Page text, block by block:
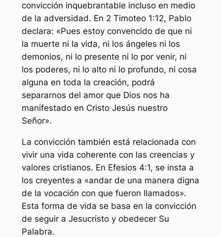
convicción inquebrantable incluso en medio
de la adversidad. En 2 Timoteo 1:12, Pablo
declara: «Pues estoy convencido de que ni
la muerte ni la vida, ni los ángeles ni los
demonios, ni lo presente ni lo por venir, ni
los poderes, ni lo alto ni lo profundo, ni cosa
alguna en toda la creación, podrá
separarnos del amor que Dios nos ha
manifestado en Cristo Jesús nuestro
Señor».
La convicción también está relacionada con
vivir una vida coherente con las creencias y
valores cristianos. En Efesios 4:1, se insta a
los creyentes a «andar de una manera digna
de la vocación con que fueron llamados».
Esta forma de vida se basa en la convicción
de seguir a Jesucristo y obedecer Su
Palabra.